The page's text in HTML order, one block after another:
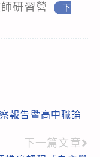
研習營
下
報告暨高中職論
下一篇文章